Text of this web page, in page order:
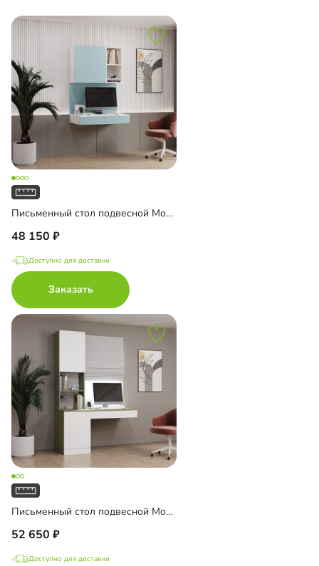
Письменный стол подвесной Мобаро-6
48 150
Доступно для доставки
Заказать
Письменный стол подвесной Мобаро-5
52 650
Доступно для доставки